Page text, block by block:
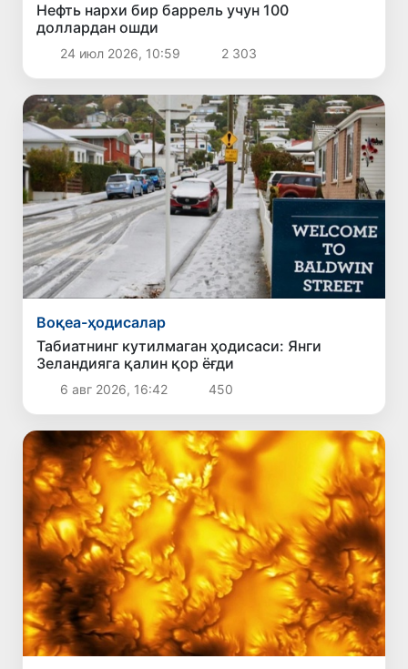
Нефть нархи бир баррель учун 100
доллардан ошди
24 июл 2026, 10:59 2 303
Воқеа-ҳодисалар
Табиатнинг кутилмаган ҳодисаси: Янги
Зеландияга қалин қор ёғди
6 авг 2026, 16:42 450